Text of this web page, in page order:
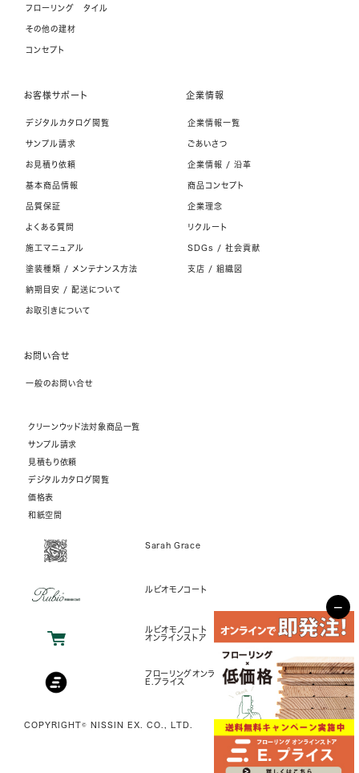
フローリング タイル
その他の建材
コンセプト
お客様サポート
デジタルカタログ閲覧
サンプル請求
お見積り依頼
基本商品情報
品質保証
よくある質問
施工マニュアル
塗装種類 / メンテナンス方法
納期目安 / 配送について
お取引きについて
企業情報
企業情報一覧
ごあいさつ
企業情報 / 沿革
商品コンセプト
企業理念
リクルート
SDGs / 社会貢献
支店 / 組織図
お問い合せ
一般のお問い合せ
クリーンウッド法対象商品一覧
サンプル請求
見積もり依頼
デジタルカタログ閲覧
価格表
和紙空間
Sarah Grace
ルビオモノコート
ルビオモノコート
オンラインストア
フローリングオンラインストア
E.プライス
COPYRIGHT© NISSIN EX. CO., LTD.
−